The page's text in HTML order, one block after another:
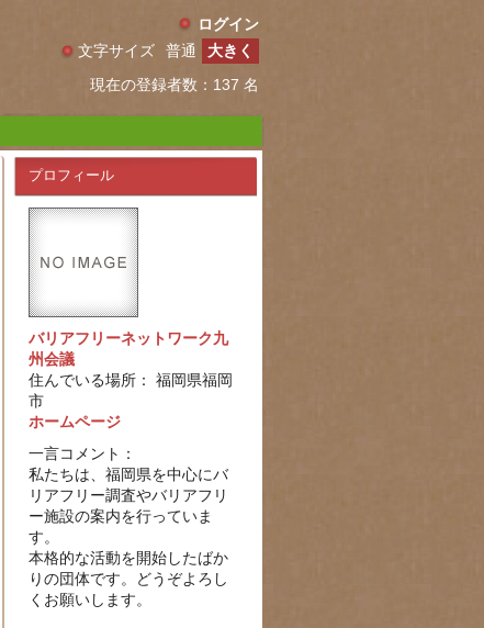
ログイン
現在の登録者数：137 名
文字サイズ 普通 大きく
プロフィール
バリアフリーネットワーク九
州会議
住んでいる場所： 福岡県福岡
市
ホームページ
一言コメント：
私たちは、福岡県を中心にバ
リアフリー調査やバリアフリ
ー施設の案内を行っていま
す。
本格的な活動を開始したばか
りの団体です。どうぞよろし
くお願いします。